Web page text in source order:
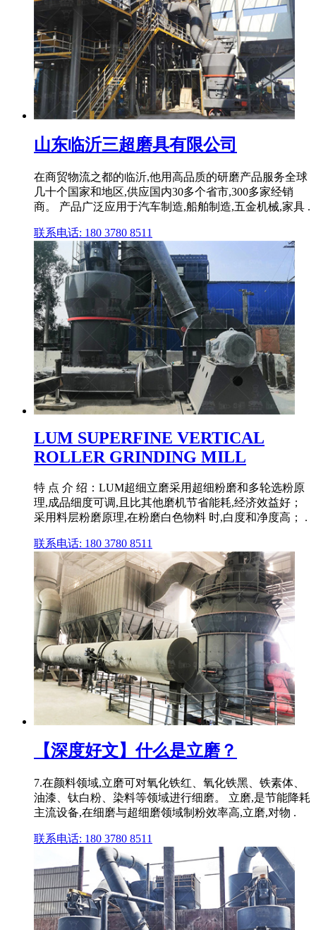
山东临沂三超磨具有限公司
在商贸物流之都的临沂,他用高品质的研磨产品服务全球
几十个国家和地区,供应国内30多个省市,300多家经销
商。 产品广泛应用于汽车制造,船舶制造,五金机械,家具 .
联系电话: 180 3780 8511
LUM SUPERFINE VERTICAL
ROLLER GRINDING MILL
特 点 介 绍：LUM超细立磨采用超细粉磨和多轮选粉原
理,成品细度可调,且比其他磨机节省能耗,经济效益好；
采用料层粉磨原理,在粉磨白色物料 时,白度和净度高； .
联系电话: 180 3780 8511
【深度好文】什么是立磨？
7.在颜料领域,立磨可对氧化铁红、氧化铁黑、铁素体、
油漆、钛白粉、染料等领域进行细磨。 立磨,是节能降耗
主流设备,在细磨与超细磨领域制粉效率高,立磨,对物 .
联系电话: 180 3780 8511